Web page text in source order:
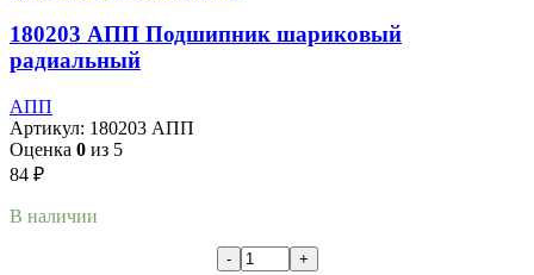
180203 АПП Подшипник шариковый
радиальный
АПП
Артикул: 180203 АПП
Оценка 0 из 5
84 ₽
В наличии